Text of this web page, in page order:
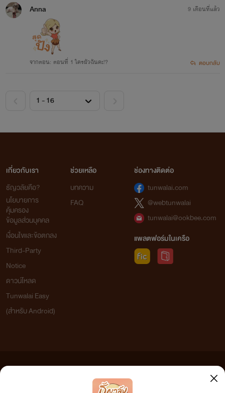
Anna
จากตอน: ตอนที่ 1 ใครผัวฉันคะ!?
9 เดือนที่แล้ว
ตอบกลับ
เกี่ยวกับเรา
ธัญวลัยคือ?
นโยบายการ
คุ้มครอง
ข้อมูลส่วนบุคคล
เงื่อนไขและข้อตกลง
Third-Party
Notice
ดาวน์โหลด
Tunwalai Easy
(สำหรับ Android)
ช่วยเหลือ
บทความ
FAQ
ช่องทางติดต่อ
tunwalai.com
@webtunwalai
tunwalai@ookbee.com
แพลตฟอร์มในเครือ
เว็บไซต์แห่งนี้ไม่ได้เห็นด้วยและไม่ขอรับผิดชอบต่อข้อความใดๆ ทั้งสิ้น ดังนั้นผู้อ่านทุกท่านโปรดใช้